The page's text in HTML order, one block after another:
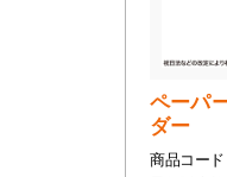
ペーパ
ダー
商品コード